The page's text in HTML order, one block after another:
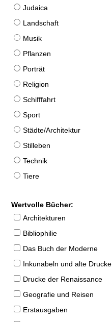
Judaica
Landschaft
Musik
Pflanzen
Porträt
Religion
Schifffahrt
Sport
Städte/Architektur
Stilleben
Technik
Tiere
Wertvolle Bücher:
Architekturen
Bibliophilie
Das Buch der Moderne
Inkunabeln und alte Drucke
Drucke der Renaissance
Geografie und Reisen
Erstausgaben